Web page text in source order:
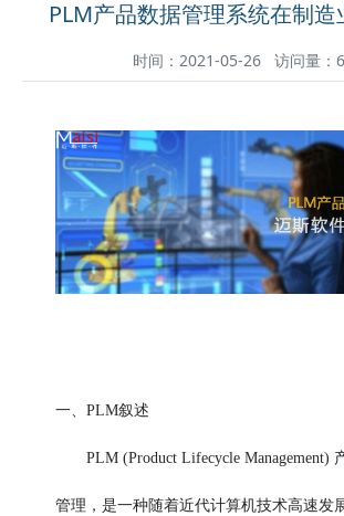
PLM产品数据管理系统在制
时间：2021-05-26 访问量：
一、PLM叙述
PLM (Product Lifecycle Management)
管理 ，是一种随着近代计算机技术高速发